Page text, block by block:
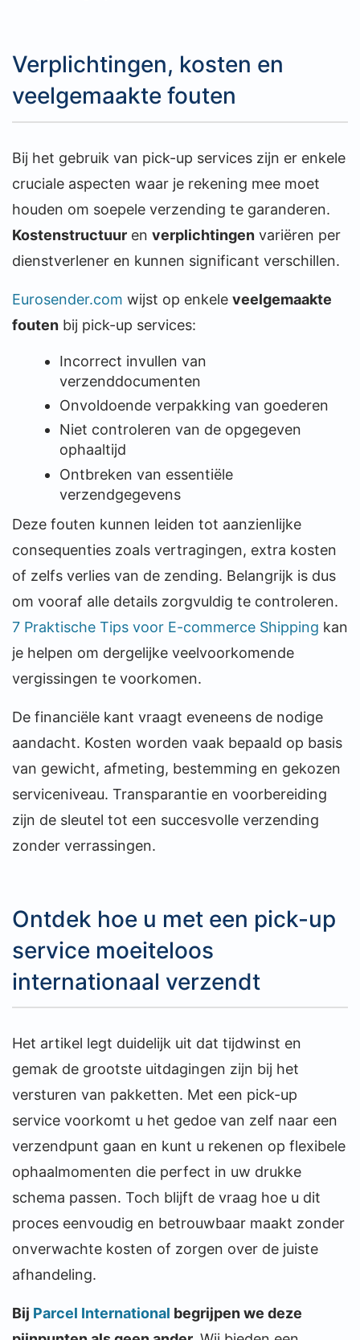
Verplichtingen, kosten en
veelgemaakte fouten
Bij het gebruik van pick-up services zijn er enkele
cruciale aspecten waar je rekening mee moet
houden om soepele verzending te garanderen.
Kostenstructuur en verplichtingen variëren per
dienstverlener en kunnen significant verschillen.
Eurosender.com wijst op enkele veelgemaakte
fouten bij pick-up services:
Incorrect invullen van
verzenddocumenten
Onvoldoende verpakking van goederen
Niet controleren van de opgegeven
ophaaltijd
Ontbreken van essentiële
verzendgegevens
Deze fouten kunnen leiden tot aanzienlijke
consequenties zoals vertragingen, extra kosten
of zelfs verlies van de zending. Belangrijk is dus
om vooraf alle details zorgvuldig te controleren.
7 Praktische Tips voor E-commerce Shipping kan
je helpen om dergelijke veelvoorkomende
vergissingen te voorkomen.
De financiële kant vraagt eveneens de nodige
aandacht. Kosten worden vaak bepaald op basis
van gewicht, afmeting, bestemming en gekozen
serviceniveau. Transparantie en voorbereiding
zijn de sleutel tot een succesvolle verzending
zonder verrassingen.
Ontdek hoe u met een pick-up
service moeiteloos
internationaal verzendt
Het artikel legt duidelijk uit dat tijdwinst en
gemak de grootste uitdagingen zijn bij het
versturen van pakketten. Met een pick-up
service voorkomt u het gedoe van zelf naar een
verzendpunt gaan en kunt u rekenen op flexibele
ophaalmomenten die perfect in uw drukke
schema passen. Toch blijft de vraag hoe u dit
proces eenvoudig en betrouwbaar maakt zonder
onverwachte kosten of zorgen over de juiste
afhandeling.
Bij Parcel International begrijpen we deze